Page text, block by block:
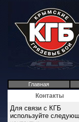
Главная
Контакты
Для связи с КГБ
используйте